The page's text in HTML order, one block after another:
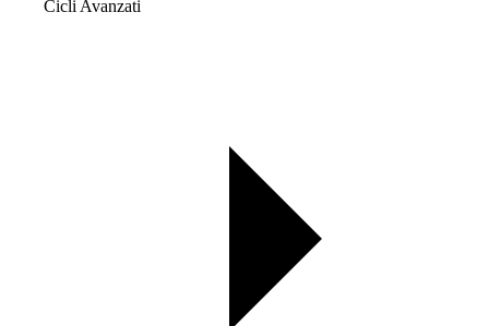
Cicli Avanzati